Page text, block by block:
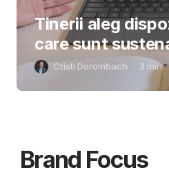
Tinerii aleg
care sunt
Cristi Dorombach 3 min
Brand Focus